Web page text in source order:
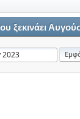
ξεκινάει